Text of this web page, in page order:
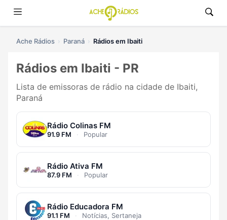
Ache Rádios Paraná Rádios em Ibaiti
Rádios em Ibaiti - PR
Lista de emissoras de rádio na cidade de Ibaiti,
Paraná
Rádio Colinas FM
91.9 FM · Popular
Rádio Ativa FM
87.9 FM · Popular
Rádio Educadora FM
91.1 FM · Notícias, Sertaneja